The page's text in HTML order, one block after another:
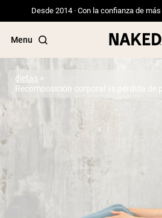
Desde 2014 · Con la confianza de
Menu
Términos de Búsqueda Populares
”Protein Powder“
”Vegan protein“
”Collagen“
”Micellar Casein“
dietas